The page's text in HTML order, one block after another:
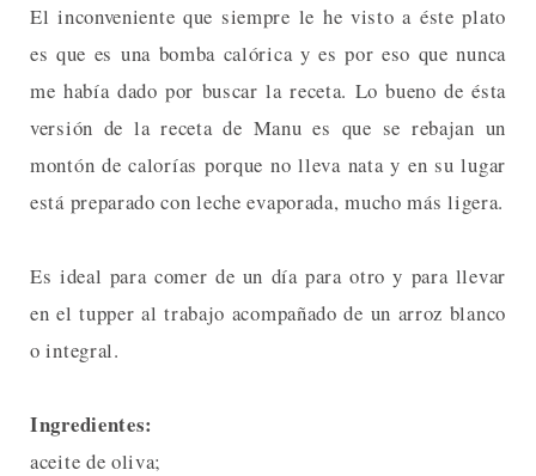
El inconveniente que siempre le he visto a éste plato
es que es una bomba calórica y es por eso que nunca
me había dado por buscar la receta. Lo bueno de ésta
versión de la receta de Manu es que se rebajan un
montón de calorías porque no lleva nata y en su lugar
está preparado con leche evaporada, mucho más ligera.
Es ideal para comer de un día para otro y para llevar
en el tupper al trabajo acompañado de un arroz blanco
o integral.
Ingredientes:
aceite de oliva;